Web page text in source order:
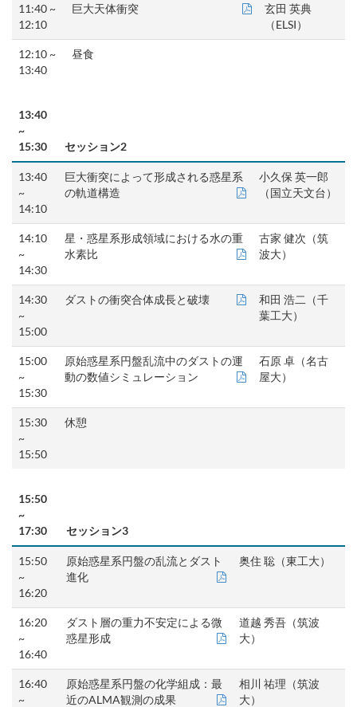
11:40 ~
12:10
巨大天体衝突
玄田 英典
（ELSI）
12:10 ~
13:40
昼食
13:40
~
15:30
セッション2
13:40
~
14:10
巨大衝突によって形成される惑星系
の軌道構造
小久保 英一郎
（国立天文台）
14:10
~
14:30
星・惑星系形成領域における水の重
水素比
古家 健次（筑
波大）
14:30
~
15:00
ダストの衝突合体成長と破壊
和田 浩二（千
葉工大）
15:00
~
15:30
原始惑星系円盤乱流中のダストの運
動の数値シミュレーション
石原 卓（名古
屋大）
15:30
~
15:50
休憩
15:50
~
17:30
セッション3
15:50
~
16:20
原始惑星系円盤の乱流とダスト
進化
奥住 聡（東工大）
16:20
~
16:40
ダスト層の重力不安定による微
惑星形成
道越 秀吾（筑波
大）
16:40
~
原始惑星系円盤の化学組成：最
近のALMA観測の成果
相川 祐理（筑波
大）